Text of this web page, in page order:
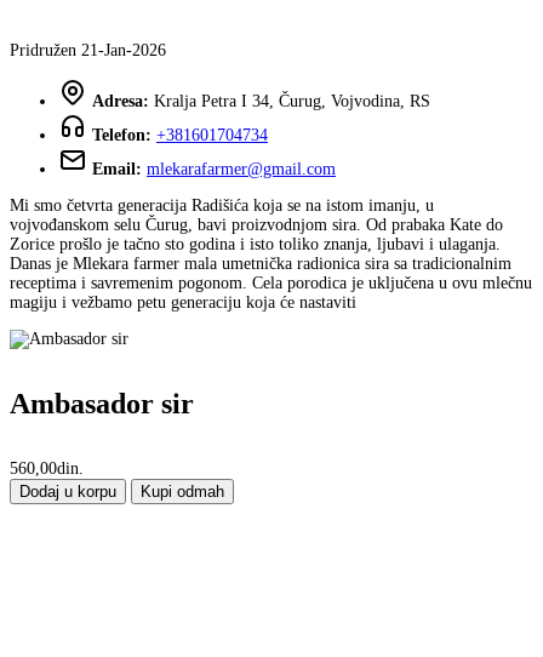
Pridružen 21-Jan-2026
Adresa: Kralja Petra I 34, Čurug, Vojvodina, RS
Telefon: +381601704734
Email: mlekarafarmer@gmail.com
Mi smo četvrta generacija Radišića koja se na istom imanju, u
vojvođanskom selu Čurug, bavi proizvodnjom sira. Od prabaka Kate do
Zorice prošlo je tačno sto godina i isto toliko znanja, ljubavi i ulaganja.
Danas je Mlekara farmer mala umetnička radionica sira sa tradicionalnim
receptima i savremenim pogonom. Cela porodica je uključena u ovu mlečnu
magiju i vežbamo petu generaciju koja će nastaviti
Ambasador sir
560,00din.
Dodaj u korpu
Kupi odmah